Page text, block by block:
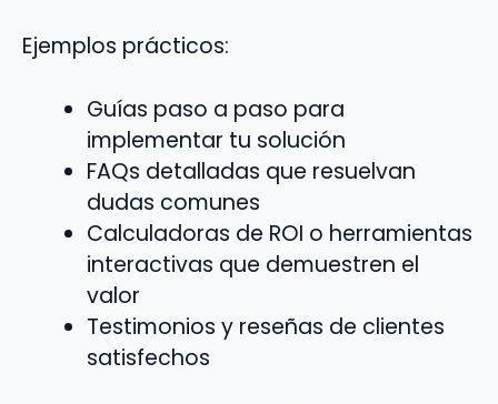
Ejemplos prácticos:
Guías paso a paso para
implementar tu solución
FAQs detalladas que resuelvan
dudas comunes
Calculadoras de ROI o herramientas
interactivas que demuestren el
valor
Testimonios y reseñas de clientes
satisfechos